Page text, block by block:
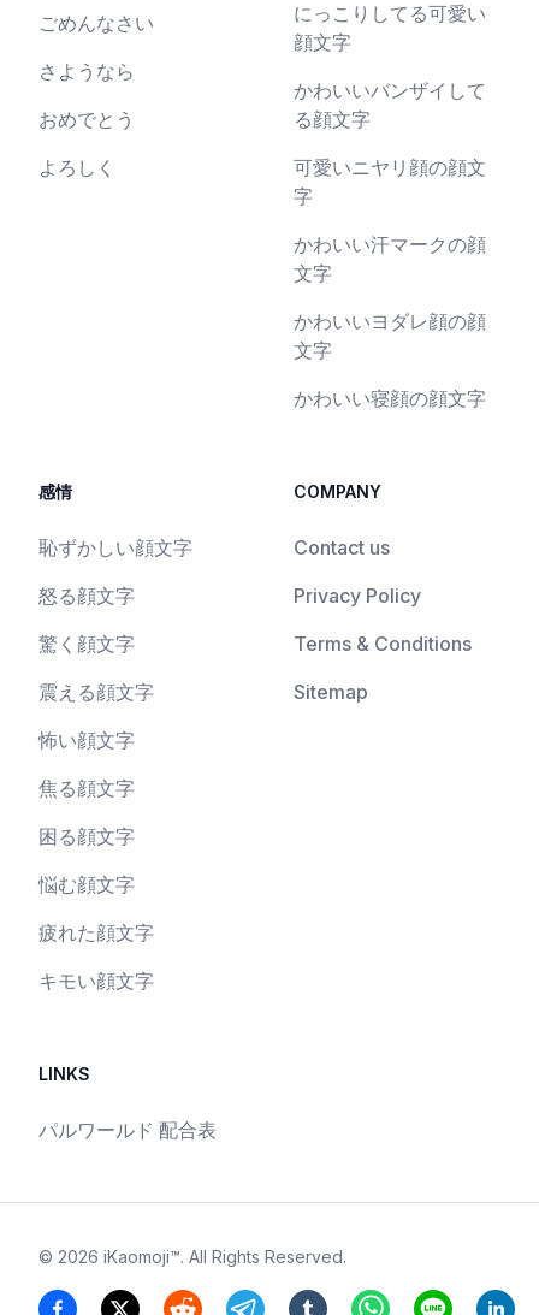
ごめんなさい
さようなら
おめでとう
よろしく
にっこりしてる可愛い
顔文字
かわいいバンザイして
る顔文字
可愛いニヤリ顔の顔文
字
かわいい汗マークの顔
文字
かわいいヨダレ顔の顔
文字
かわいい寝顔の顔文字
感情
恥ずかしい顔文字
怒る顔文字
驚く顔文字
震える顔文字
怖い顔文字
焦る顔文字
困る顔文字
悩む顔文字
疲れた顔文字
キモい顔文字
COMPANY
Contact us
Privacy Policy
Terms & Conditions
Sitemap
LINKS
パルワールド 配合表
© 2026 iKaomoji™. All Rights Reserved.